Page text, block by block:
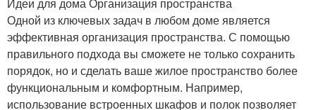
Одной из ключевых задач в любом доме является
эффективная организация пространства. С помощью
правильного подхода вы сможете не только сохранить
порядок, но и сделать ваше жилое пространство более
функциональным и комфортным. Например,
использование встроенных шкафов и полок позволяет